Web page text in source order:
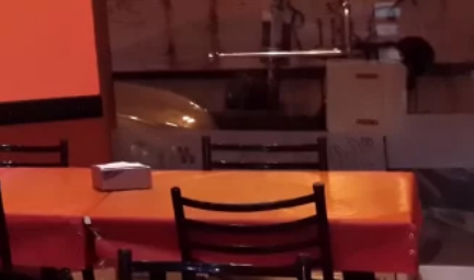
El horario de hoy:8:00 PM - 12:00 AM